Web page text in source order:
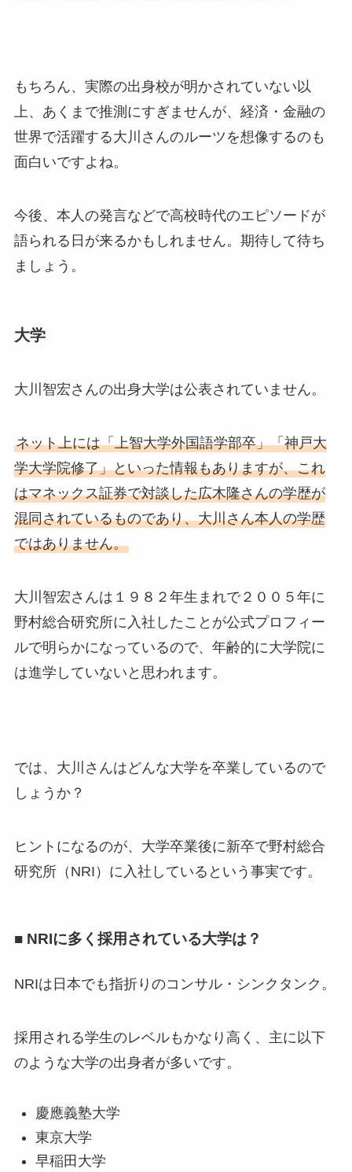
もちろん、実際の出身校が明かされていない以
上、あくまで推測にすぎませんが、経済・金融の
世界で活躍する大川さんのルーツを想像するのも
面白いですよね。
今後、本人の発言などで高校時代のエピソードが
語られる日が来るかもしれません。期待して待ち
ましょう。
大学
大川智宏さんの出身大学は公表されていません。
ネット上には「上智大学外国語学部卒」「神戸大
学大学院修了」といった情報もありますが、これ
はマネックス証券で対談した広木隆さんの学歴が
混同されているものであり、大川さん本人の学歴
ではありません。
大川智宏さんは１９８２年生まれで２００５年に
野村総合研究所に入社したことが公式プロフィー
ルで明らかになっているので、年齢的に大学院に
は進学していないと思われます。
では、大川さんはどんな大学を卒業しているので
しょうか？
ヒントになるのが、大学卒業後に新卒で野村総合
研究所（NRI）に入社しているという事実です。
■ NRIに多く採用されている大学は？
NRIは日本でも指折りのコンサル・シンクタンク。
採用される学生のレベルもかなり高く、主に以下
のような大学の出身者が多いです。
慶應義塾大学
東京大学
早稲田大学